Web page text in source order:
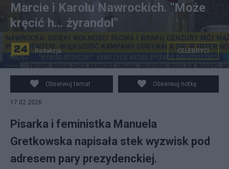
Marcie i Karolu Nawrockich. "Może
kręcić h... żyrandol"
Redakcja CELEBRYCI
Obserwuj temat Obserwuj notkę
17.02.2026
Pisarka i feministka Manuela
Gretkowska napisała stek wyzwisk pod
adresem pary prezydenckiej.